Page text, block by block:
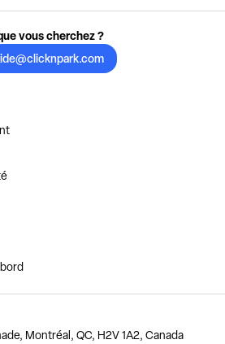
vous cherchez ?
Montréal, QC, H2V 1A2, Canada